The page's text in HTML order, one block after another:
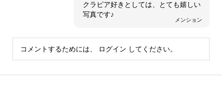
メンション
クラピア好きとしては、とても嬉しい
写真です♪
コメントするためには、 ログイン してください。